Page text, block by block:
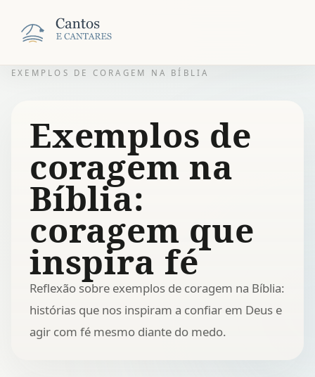
EXEMPLOS DE CORAGEM NA BÍBLIA
Exemplos de
coragem na
Bíblia:
coragem que
inspira fé
Reflexão sobre exemplos de coragem na Bíblia:
histórias que nos inspiram a confiar em Deus e
agir com fé mesmo diante do medo.